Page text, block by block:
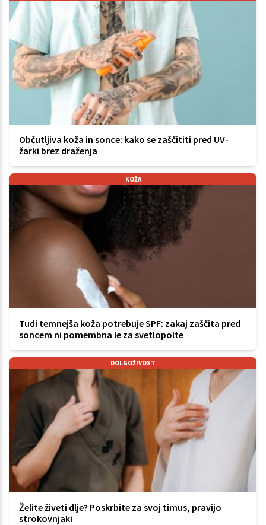
Občutljiva koža in sonce: kako se zaščititi pred UV-
žarki brez draženja
KOŽA
Tudi temnejša koža potrebuje SPF: zakaj zaščita pred
soncem ni pomembna le za svetlopolte
DOLGOŽIVOST
Želite živeti dlje? Poskrbite za svoj timus, pravijo
strokovnjaki